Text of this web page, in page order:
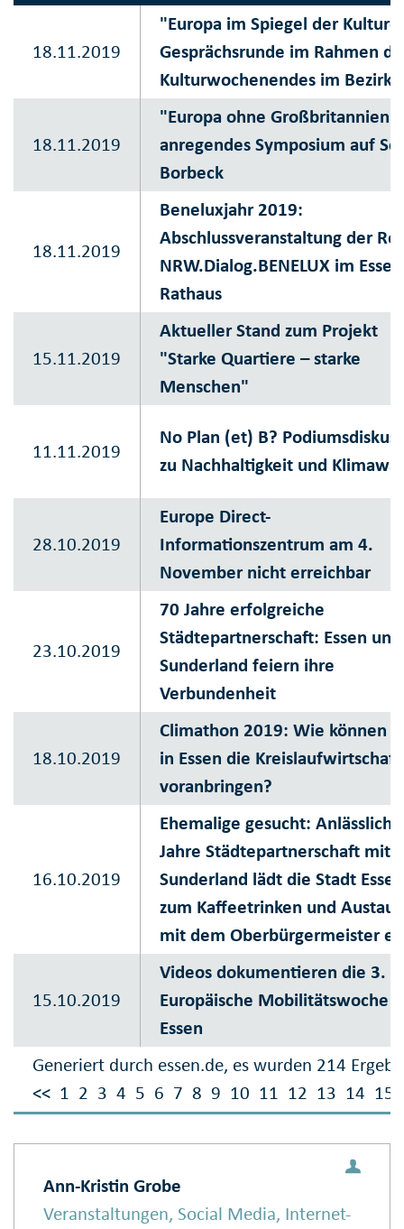
Generiert durch essen.de, es wurden 214
<< 1 2 3 4 5 6 7 8 9 10 11 12 13 14 15
18.11.2019
"Europa im Spiegel der
Gesprächsrunde im Rahmen
Kulturwochenendes im Bezirk
18.11.2019
"Europa ohne
anregendes Symposium auf
Borbeck
18.11.2019
Beneluxjahr 2019:
Abschlussveranstaltung der
NRW.Dialog.BENELUX im
Rathaus
15.11.2019
Aktueller Stand zum Projekt
"Starke Quartiere – starke
Menschen"
11.11.2019
No Plan (et) B?
zu Nachhaltigkeit und
28.10.2019
Europe Direct-
Informationszentrum am 4.
November nicht erreichbar
23.10.2019
70 Jahre erfolgreiche
Städtepartnerschaft: Essen und
Sunderland feiern ihre
Verbundenheit
18.10.2019
Climathon 2019: Wie können
in Essen die Kreislaufwirtschaft
voranbringen?
16.10.2019
Ehemalige gesucht: Anlässlich
Jahre Städtepartnerschaft mit
Sunderland lädt die Stadt Essen
zum Kaffeetrinken und
mit dem Oberbürgermeister
15.10.2019
Videos dokumentieren die 3.
Europäische Mobilitätswoche
Essen
Ann-Kristin Grobe
Veranstaltungen, Social Media, Internet-